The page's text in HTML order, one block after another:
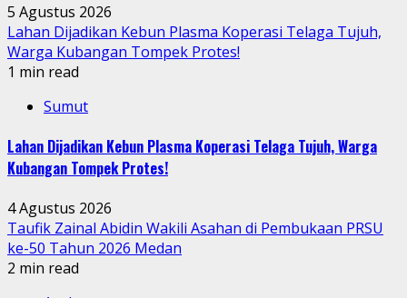
5 Agustus 2026
Lahan Dijadikan Kebun Plasma Koperasi Telaga Tujuh,
Warga Kubangan Tompek Protes!
1 min read
Sumut
Lahan Dijadikan Kebun Plasma Koperasi Telaga Tujuh, Warga
Kubangan Tompek Protes!
4 Agustus 2026
Taufik Zainal Abidin Wakili Asahan di Pembukaan PRSU
ke-50 Tahun 2026 Medan
2 min read